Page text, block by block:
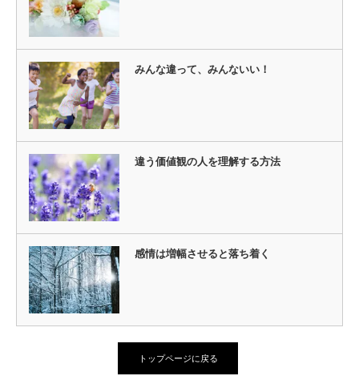
みんな違って、みんないい！
違う価値観の人を理解する方法
感情は増幅させると落ち着く
トップページに戻る